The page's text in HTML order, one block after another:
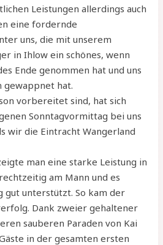
Leistungen allerdings auch
eine fordernde
uns, die mit unserem
in Ihlow ein schönes, wenn
Ende genommen hat und uns
gewappnet hat.
vorbereitet sind, hat sich
Sonntagvormittag bei uns
wir die Eintracht Wangerland
man eine starke Leistung in
am Mann und es
gut unterstützt. So kam der
Dank zweier gehaltener
sauberen Paraden von Kai
in der gesamten ersten